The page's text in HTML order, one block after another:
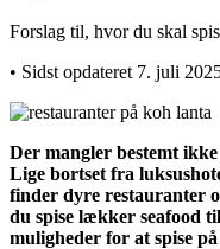
Forslag til, hvor du skal
• Sidst opdateret 7. juli
Der mangler bestemt
Lige bortset fra
finder dyre restauranter
du spise lækker seafood
muligheder for at spise